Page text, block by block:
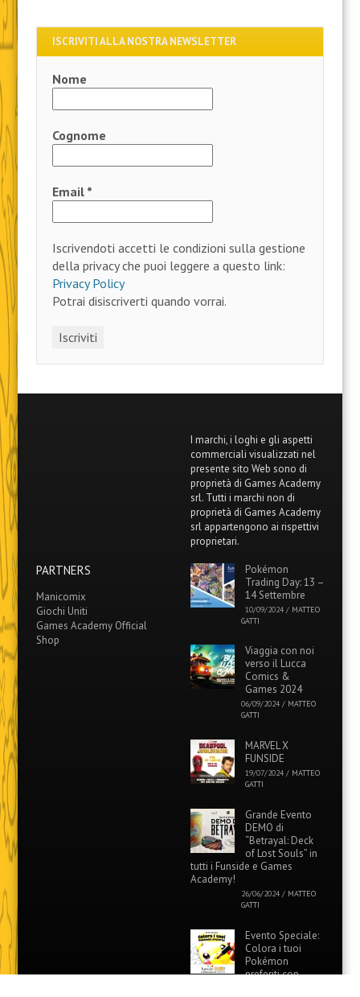
ISCRIVITI ALLA NOSTRA NEWSLETTER
Nome
Cognome
Email *
Iscrivendoti accetti le condizioni sulla gestione
della privacy che puoi leggere a questo link:
Privacy Policy
Potrai disiscriverti quando vorrai.
I marchi, i loghi e gli aspetti
commerciali visualizzati nel
presente sito Web sono di
proprietà di Games Academy
srl. Tutti i marchi non di
proprietà di Games Academy
srl appartengono ai rispettivi
proprietari.
PARTNERS
Manicomix
Giochi Uniti
Games Academy Official
Shop
Pokémon
Trading Day: 13 –
14 Settembre
10/09/2024 / MATTEO
GATTI
Viaggia con noi
verso il Lucca
Comics &
Games 2024
06/09/2024 / MATTEO
GATTI
MARVEL X
FUNSIDE
19/07/2024 / MATTEO
GATTI
Grande Evento
DEMO di
“Betrayal: Deck
of Lost Souls” in
tutti i Funside e Games
Academy!
26/06/2024 / MATTEO
GATTI
Evento Speciale:
Colora i tuoi
Pokémon
preferiti con